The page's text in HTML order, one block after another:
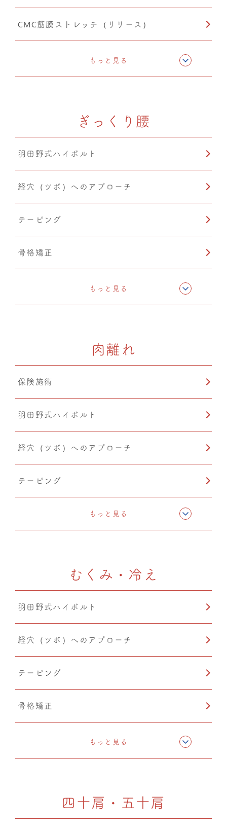
猫背矯正
CMC筋膜ストレッチ（リリース）
ドレナージュ（EHD・DPL）
もっと見る
ぎっくり腰
羽田野式ハイボルト
経穴（ツボ）へのアプローチ
テーピング
骨格矯正
CMC筋膜ストレッチ（リリース）
もっと見る
肉離れ
保険施術
羽田野式ハイボルト
経穴（ツボ）へのアプローチ
テーピング
CMC筋膜ストレッチ（リリース）
もっと見る
むくみ・冷え
羽田野式ハイボルト
経穴（ツボ）へのアプローチ
テーピング
骨格矯正
CMC筋膜ストレッチ（リリース）
もっと見る
四十肩・五十肩